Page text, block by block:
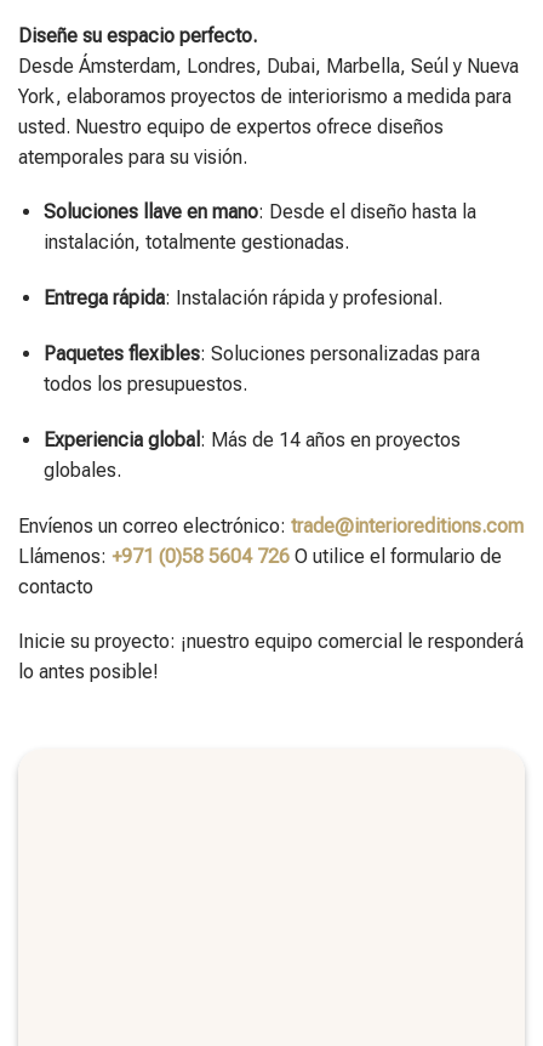
Diseñe su espacio perfecto.
Desde Ámsterdam, Londres, Dubai, Marbella, Seúl y Nueva
York, elaboramos proyectos de interiorismo a medida para
usted. Nuestro equipo de expertos ofrece diseños
atemporales para su visión.
Soluciones llave en mano: Desde el diseño hasta la
instalación, totalmente gestionadas.
Entrega rápida: Instalación rápida y profesional.
Paquetes flexibles: Soluciones personalizadas para
todos los presupuestos.
Experiencia global : Más de 14 años en proyectos
globales.
Envíenos un correo electrónico: trade@interioreditions.com
Llámenos: +971 (0)58 5604 726 O utilice el formulario de
contacto
Inicie su proyecto: ¡nuestro equipo comercial le responderá
lo antes posible!